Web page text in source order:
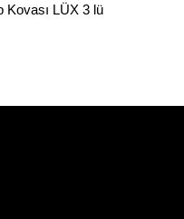
Kovası LÜX 3 lü